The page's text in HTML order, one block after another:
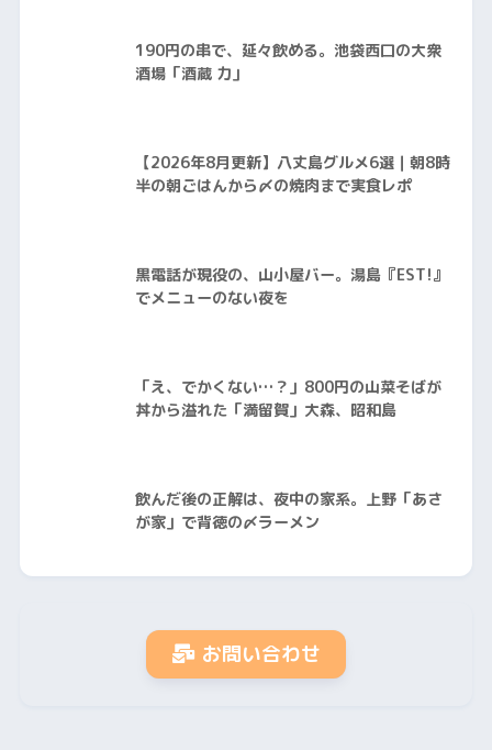
190円の串で、延々飲める。池袋西口の大衆
酒場「酒蔵 力」
【2026年8月更新】八丈島グルメ6選｜朝8時
半の朝ごはんから〆の焼肉まで実食レポ
黒電話が現役の、山小屋バー。湯島『EST!』
でメニューのない夜を
「え、でかくない…？」800円の山菜そばが
丼から溢れた「満留賀」大森、昭和島
飲んだ後の正解は、夜中の家系。上野「あさ
が家」で背徳の〆ラーメン
お問い合わせ